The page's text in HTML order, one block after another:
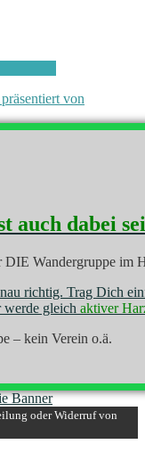
von
auch dabei
DIE Wandergruppe im
richtig. Trag Dich
werde gleich aktiver
– kein Verein o.ä.
Banner
oder Widerruf von